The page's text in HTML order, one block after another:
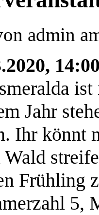
admin
Jahr
Ihr könnt
Wald
Frühling
5,